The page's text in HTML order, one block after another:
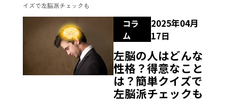
イズで左脳派チェックも
コラ
ム
2025年04月
17日
左脳の人はどんな
性格？得意なこと
は？簡単クイズで
左脳派チェックも